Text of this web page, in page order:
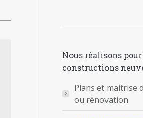
Nous réalisons
constructions
Plans et maitrise
ou rénovation